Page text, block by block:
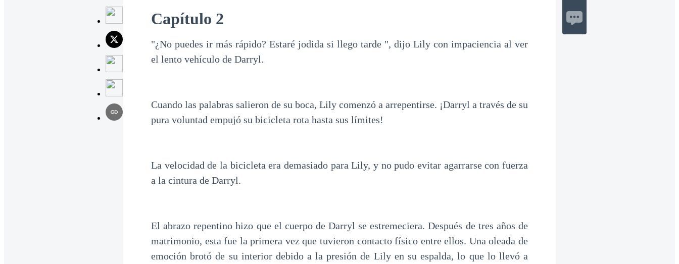
Capítulo 2
"¿No puedes ir más rápido? Estaré jodida si llego tarde ", dijo Lily con impaciencia al ver
el lento vehículo de Darryl.
Cuando las palabras salieron de su boca, Lily comenzó a arrepentirse. ¡Darryl a través de su
pura voluntad empujó su bicicleta rota hasta sus límites!
La velocidad de la bicicleta era demasiado para Lily, y no pudo evitar agarrarse con fuerza
a la cintura de Darryl.
El abrazo repentino hizo que el cuerpo de Darryl se estremeciera. Después de tres años de
matrimonio, esta fue la primera vez que tuvieron contacto físico entre ellos. Una oleada de
emoción brotó de su interior debido a la presión de Lily en su espalda, lo que lo llevó a